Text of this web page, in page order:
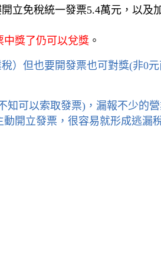
立免稅統一發票5.4萬元，以及
中獎了仍可以兌獎 。
）但也要開發票也可對獎(非0
知可以索取發票)，漏報不少的營
開立發票，很容易就形成逃漏